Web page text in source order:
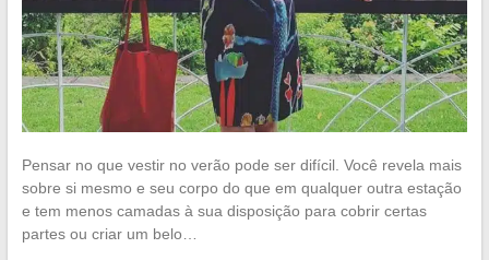
Pensar no que vestir no verão pode ser difícil. Você revela mais
sobre si mesmo e seu corpo do que em qualquer outra estação
e tem menos camadas à sua disposição para cobrir certas
partes ou criar um belo…